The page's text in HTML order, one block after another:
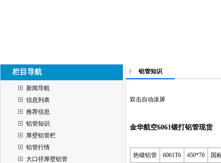
栏目导航
新闻导航
信息列表
推荐信息
铝管知识
厚壁铝管栏
铝管行情
大口径厚壁铝管
铝管知识
双击自动滚屏
金华航空6061锻打铝管现货
热锻铝管 6061T6 450*70 国